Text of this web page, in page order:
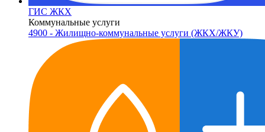
ГИС ЖКХ
Коммунальные услуги
4900 - Жилищно-коммунальные услуги (ЖКХ/ЖКУ)